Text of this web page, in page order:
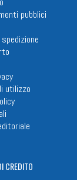
pubblici
utilizzo
CREDITO